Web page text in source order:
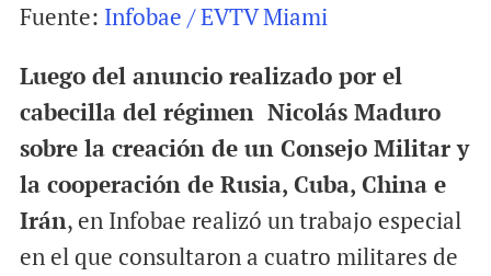
a
l
c
b
o
k
a
s
p
Fuente: Infobae / EVTV Miami
Luego del anuncio realizado por el
cabecilla del régimen Nicolás Maduro
sobre la creación de un Consejo Militar y
la cooperación de Rusia, Cuba, China e
Irán, en Infobae realizó un trabajo especial
en el que consultaron a cuatro militares de